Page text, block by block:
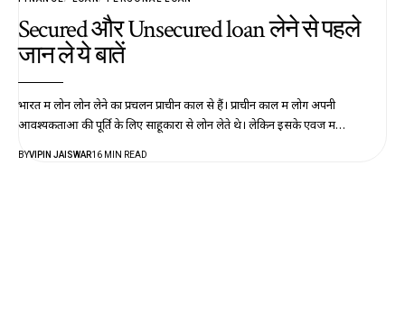
Secured और Unsecured loan लेने से पहले
जान ले ये बातें
भारत में लोन लोन लेने का प्रचलन प्राचीन काल से हैं। प्राचीन काल में लोग अपनी
आवश्यकताओं की पूर्ति के लिए साहूकारों से लोन लेते थे। लेकिन इसके एवज में…
BYVIPIN JAISWAR16 MIN READ